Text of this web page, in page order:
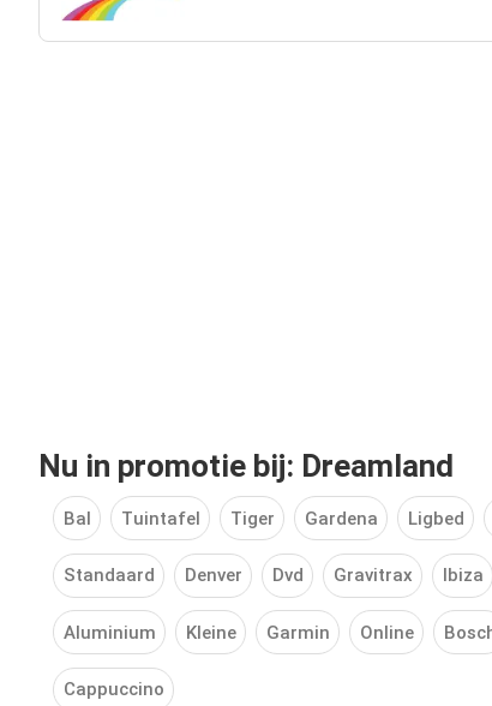
Nu in promotie bij: Dreamland
Bal Tuintafel Tiger Gardena Ligbed
Standaard Denver Dvd Gravitrax Ibiza
Aluminium Kleine Garmin Online
Cappuccino